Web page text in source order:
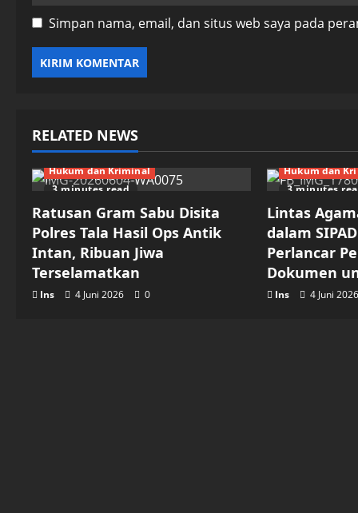
Simpan nama, email, dan situs web saya pada
RELATED NEWS
3 minutes read
Hukum dan Kriminal
Ratusan Gram Sabu Disita
Polres Tala Hasil Ops Antik
Intan, Ribuan Jiwa
Terselamatkan
Ins 4 Juni 2026 0
3 minutes
Hukum dan
Lintas
dalam
Perlancar
Dokumen
Ins 4 Juni 2026